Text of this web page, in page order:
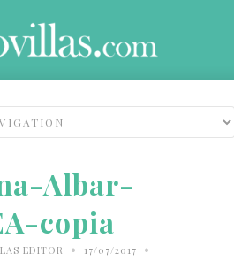
Albar-
copia
EDITOR • 17/07/2017 •